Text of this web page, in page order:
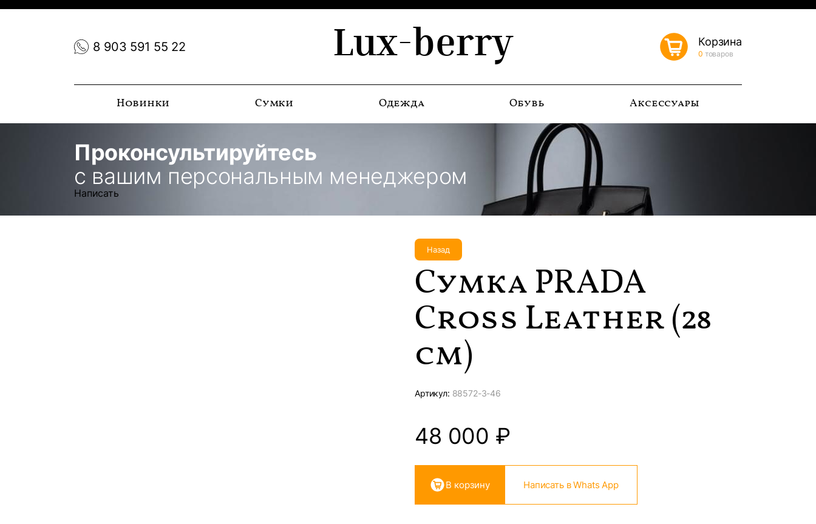
8 903 591 55 22 Lux-berry Корзина
0 товаров
Новинки Сумки Одежда Обувь Аксессуары
Проконсультируйтесь
с вашим персональным менеджером
Написать
Назад
Сумка PRADA
Cross Leather (28
см)
Артикул: 88572-3-46
48 000 ₽
В корзину Написать в Whats App